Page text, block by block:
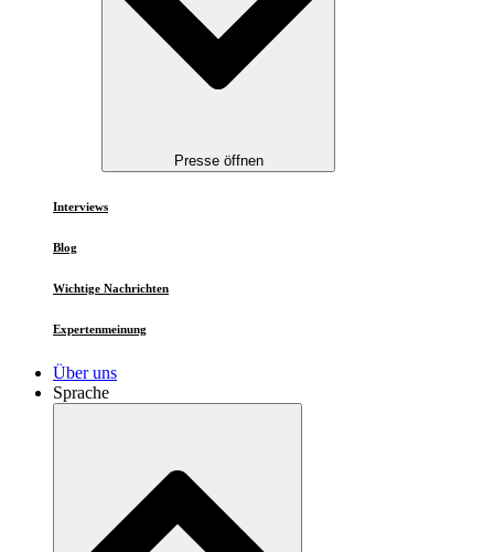
Presse öffnen
Interviews
Blog
Wichtige Nachrichten
Expertenmeinung
Über uns
Sprache